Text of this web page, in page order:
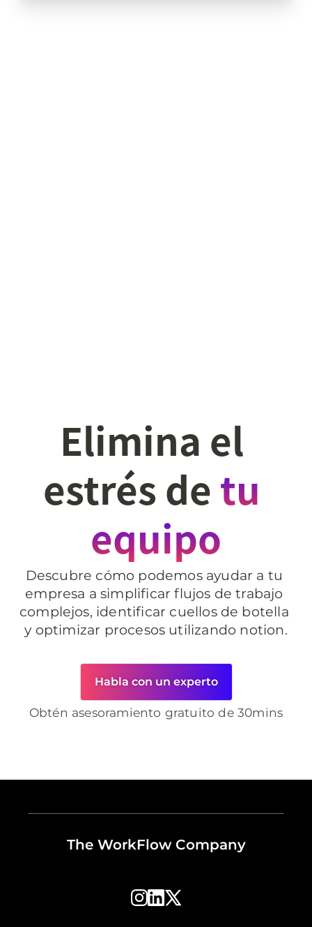
Elimina el
estrés de tu
equipo
Descubre cómo podemos ayudar a tu
empresa a simplificar flujos de trabajo
complejos, identificar cuellos de botella
y optimizar procesos utilizando notion.
Habla con un experto
Obtén asesoramiento gratuito de 30mins
The WorkFlow Company